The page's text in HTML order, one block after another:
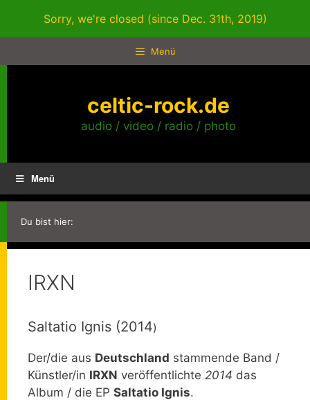
Sorry, we're closed (since Dec. 31th, 2019)
Menü
celtic-rock.de
audio / video / radio / photo
Menü
Du bist hier:
IRXN
Saltatio Ignis (2014)
Der/die aus Deutschland stammende Band /
Künstler/in IRXN veröffentlichte 2014 das
Album / die EP Saltatio Ignis.